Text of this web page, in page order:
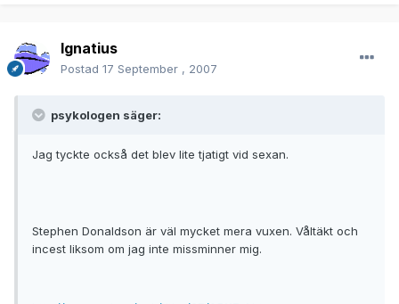
Ignatius
Postad 17 September , 2007
psykologen säger:
Jag tyckte också det blev lite tjatigt vid sexan.
Stephen Donaldson är väl mycket mera vuxen. Våltäkt och
incest liksom om jag inte missminner mig.